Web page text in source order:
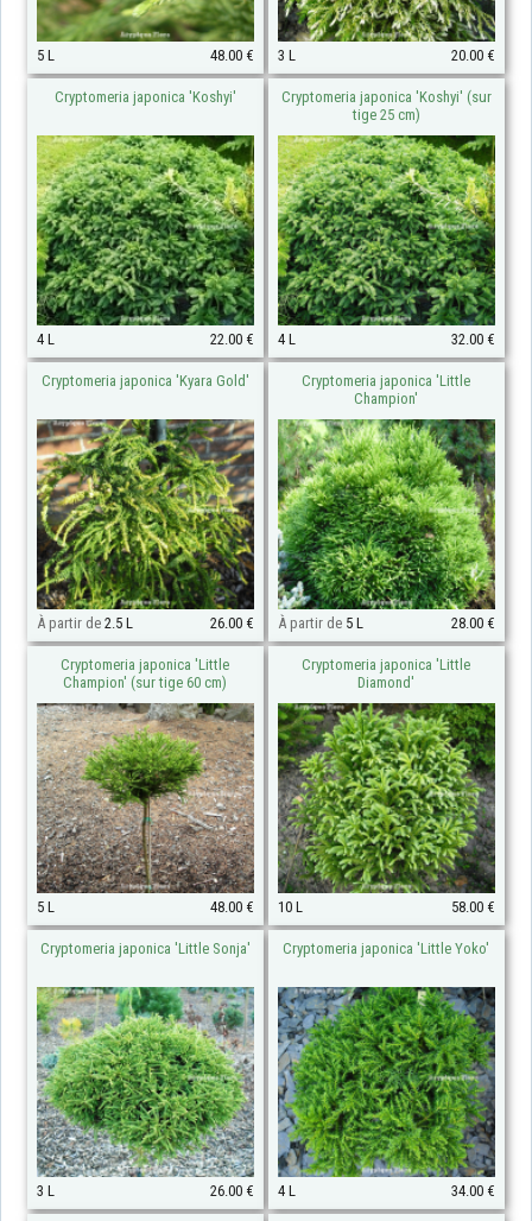
5 L 48.00 € 3 L 20.00 €
Cryptomeria japonica 'Koshyi'
4 L 22.00 €
Cryptomeria japonica 'Koshyi' (sur
tige 25 cm)
4 L 32.00 €
Cryptomeria japonica 'Kyara Gold'
À partir de 2.5 L 26.00 €
Cryptomeria japonica 'Little
Champion'
À partir de5 L 28.00 €
Cryptomeria japonica 'Little
Champion' (sur tige 60 cm)
5 L 48.00 €
Cryptomeria japonica 'Little
Diamond'
10 L 58.00 €
Cryptomeria japonica 'Little Sonja'
3 L 26.00 €
Cryptomeria japonica 'Little Yoko'
4 L 34.00 €